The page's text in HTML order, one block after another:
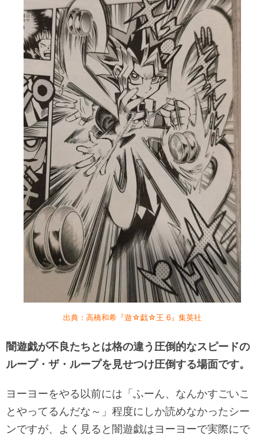
出典：高橋和希『遊☆戯☆王 6』集英社
闇遊戯が不良たちとは格の違う圧倒的なスピードの
ループ・ザ・ループを見せつけ圧倒する場面です。
ヨーヨーをやる以前には「ふーん、なんかすごいこ
とやってるんだな～」程度にしか読めなかったシー
ンですが、よく見ると闇遊戯はヨーヨーで実際にで